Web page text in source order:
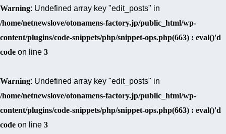
Warning: Undefined array key "edit_posts" in
/home/netnewslove/otonamens-factory.jp/public_html/wp-
content/plugins/code-snippets/php/snippet-ops.php(663) : eval()'d
code on line 3
Warning: Undefined array key "edit_posts" in
/home/netnewslove/otonamens-factory.jp/public_html/wp-
content/plugins/code-snippets/php/snippet-ops.php(663) : eval()'d
code on line 3